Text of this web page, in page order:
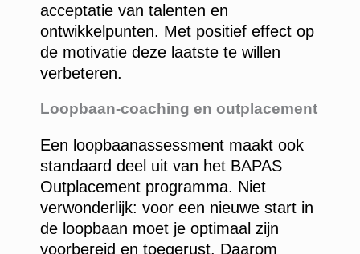
acceptatie van talenten en
ontwikkelpunten. Met positief effect op
de motivatie deze laatste te willen
verbeteren.
Loopbaan-coaching en outplacement
Een loopbaanassessment maakt ook
standaard deel uit van het BAPAS
Outplacement programma. Niet
verwonderlijk: voor een nieuwe start in
de loopbaan moet je optimaal zijn
voorbereid en toegerust. Daarom